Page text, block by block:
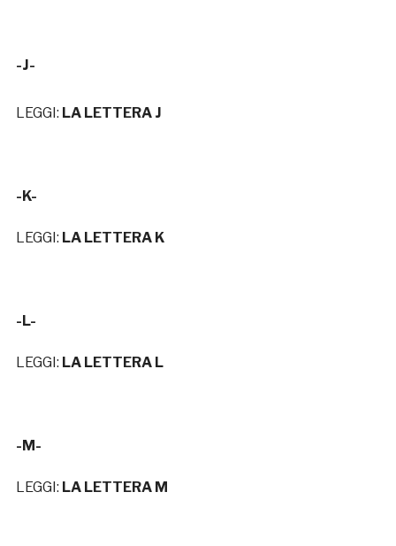
-J-
LEGGI: LA LETTERA J
-K-
LEGGI: LA LETTERA K
-L-
LEGGI: LA LETTERA L
-M-
LEGGI: LA LETTERA M